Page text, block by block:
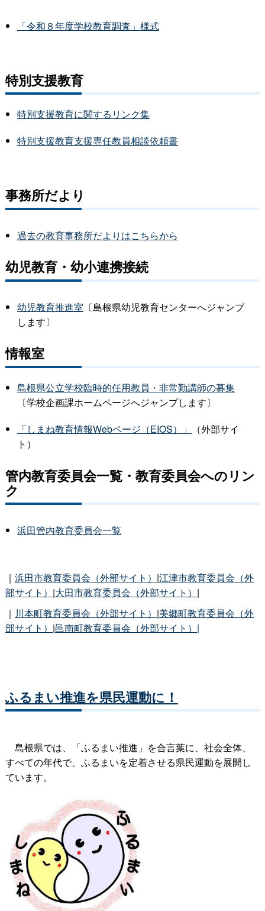
「令和８年度学校教育調査」様式
特別支援教育
特別支援教育に関するリンク集
特別支援教育支援専任教員相談依頼書
事務所だより
過去の教育事務所だよりはこちらから
幼児教育・幼小連携接続
幼児教育推進室 〔島根県幼児教育センターへジャンプ
します〕
情報室
島根県公立学校臨時的任用教員・非常勤講師の募集
〔学校企画課ホームページへジャンプします〕
「しまね教育情報Webページ（EIOS）」
（外部サイ
ト）
管内教育委員会一覧・教育委員会へのリン
ク
浜田管内教育委員会一覧
｜ 浜田市教育委員会（外部サイト） |江津市教育委員会（外
部サイト） |大田市教育委員会（外部サイト） |
｜ 川本町教育委員会（外部サイト） |美郷町教育委員会（外
部サイト） |邑南町教育委員会（外部サイト）|
ふるまい推進を県民運動に！
島根県では、「ふるまい推進」を合言葉に、社会全体、
すべての年代で、ふるまいを定着させる県民運動を展開し
ています。